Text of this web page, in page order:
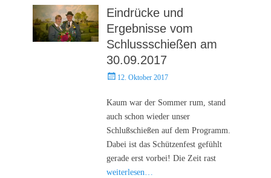
Eindrücke und
Ergebnisse vom
Schlussschießen am
30.09.2017
Posted12. Oktober 2017
Kaum war der Sommer rum, stand
auch schon wieder unser
Schlußschießen auf dem Programm.
Dabei ist das Schützenfest gefühlt
gerade erst vorbei! Die Zeit rast
weiterlesen…